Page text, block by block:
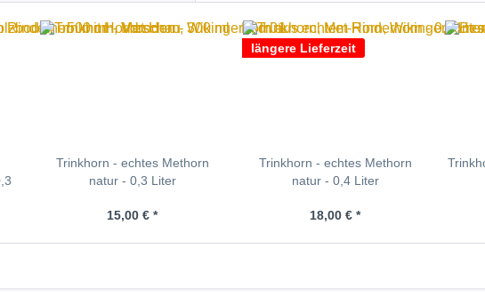
Trinkhorn - echtes Methorn
natur - 0,3 Liter
15,00 € *
längere Lieferzeit
Trinkhorn - echtes Methorn
natur - 0,4 Liter
18,00 € *